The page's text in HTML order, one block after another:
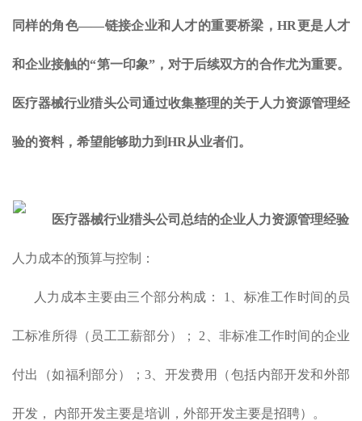
同样的角色——链接企业和人才的重要桥梁，HR更是人才
和企业接触的“第一印象”，对于后续双方的合作尤为重要。
医疗器械行业猎头公司通过收集整理的关于人力资源管理经
验的资料，希望能够助力到HR从业者们。
人力成本的预算与控制：
人力成本主要由三个部分构成： 1、标准工作时间的员
工标准所得（员工工薪部分）； 2、非标准工作时间的企业
付出（如福利部分）；3、开发费用（包括内部开发和外部
开发， 内部开发主要是培训，外部开发主要是招聘）。